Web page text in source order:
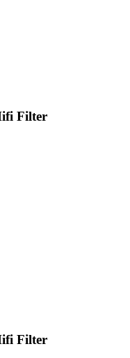
Filter
Filter